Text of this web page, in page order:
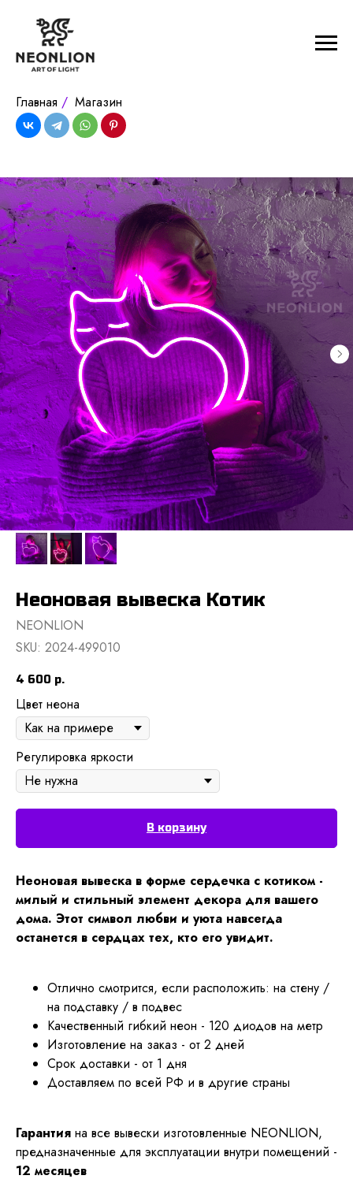
Главная / Магазин
Неоновая вывеска Котик
NEONLION
SKU: 2024-499010
4 600 р.
Цвет неона
Регулировка яркости
В корзину
Неоновая вывеска в форме сердечка с котиком -
милый и стильный элемент декора для вашего
дома. Этот символ любви и уюта навсегда
останется в сердцах тех, кто его увидит.
Отлично смотрится, если расположить: на стену /
на подставку / в подвес
Качественный гибкий неон - 120 диодов на метр
Изготовление на заказ - от 2 дней
Срок доставки - от 1 дня
Доставляем по всей РФ и в другие страны
Гарантия на все вывески изготовленные NEONLION,
предназначенные для эксплуатации внутри помещений -
12 месяцев